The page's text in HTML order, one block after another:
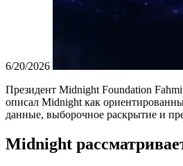
6/20/2026
Президент Midnight Foundation
описал Midnight как
данные, выборочное раскрытие и
Midnight